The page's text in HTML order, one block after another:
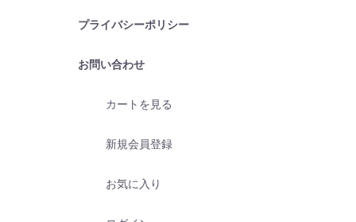
プライバシーポリシー
お問い合わせ
カートを見る
新規会員登録
お気に入り